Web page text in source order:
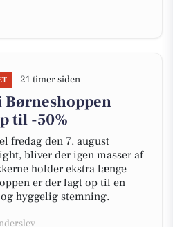
21 timer siden
Børneshoppen
til -50%
fredag den 7. august
bliver der igen masser af
holder ekstra længe
er der lagt op til en
hyggelig stemning.